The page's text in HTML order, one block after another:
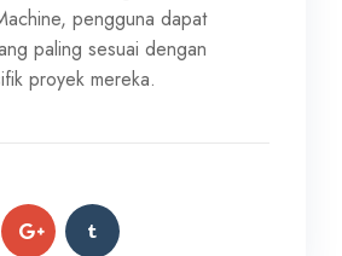
pengguna dapat
paling sesuai dengan
proyek mereka.